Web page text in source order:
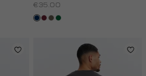
€35.00
donkerblauw
bordeaux
lichtbruin
donkergroen